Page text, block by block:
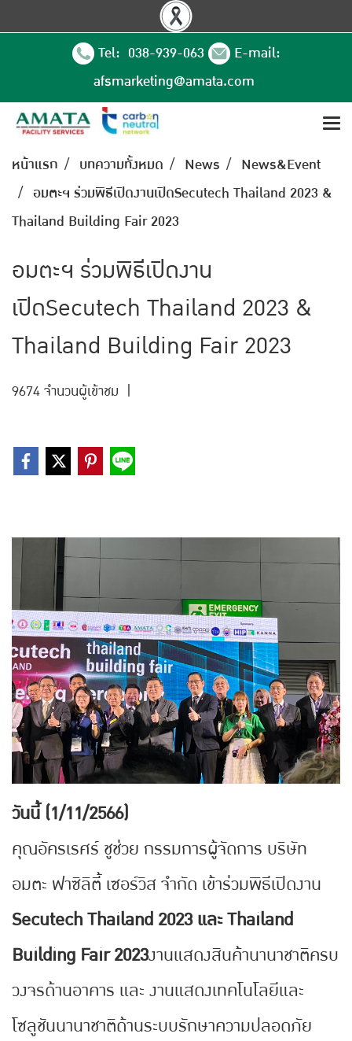
Tel: 038-939-063
E-mail:
afsmarketing@amata.com
หน้าแรก บทความทั้งหมด News
News&Event
อมตะฯ ร่วมพิธีเปิดงานเปิดSecutech Thailand 2023 &
Thailand Building Fair 2023
อมตะฯ ร่วมพิธีเปิดงาน
เปิดSecutech Thailand 2023 &
Thailand Building Fair 2023
9674 จำนวนผู้เข้าชม |
วันนี้ (1/11/2566)
คุณอัครเรศร์ ชูช่วย กรรมการผู้จัดการ บริษัท
อมตะ ฟาซิลิตี้ เซอร์วิส จำกัด เข้าร่วมพิธีเปิดงาน
Secutech Thailand 2023 และ Thailand
Building Fair 2023งานแสดงสินค้านานาชาติครบ
วงจรด้านอาคาร และ งานแสดงเทคโนโลยีและ
โซลูชันนานาชาติด้านระบบรักษาความปลอดภัย